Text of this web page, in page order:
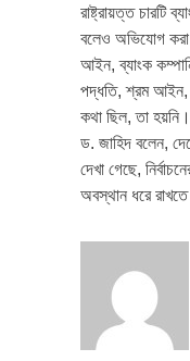
রাষ্ট্রায়ত্ত চারটি
বলেও অভিযোগ করা
আইন, ব্যাংক
পদ্ধতি, শ্রম আইন,
কথা ছিল, তা হয়নি।
ড. জাহিদ বলেন,
দেখা গেছে,
অবস্থান ধরে রাখতে